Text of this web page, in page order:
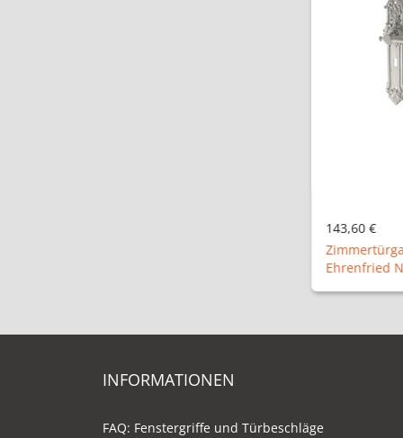
143,60 €
Ehrenfried
INFORMATIONEN
FAQ: Fenstergriffe und Türbeschläge